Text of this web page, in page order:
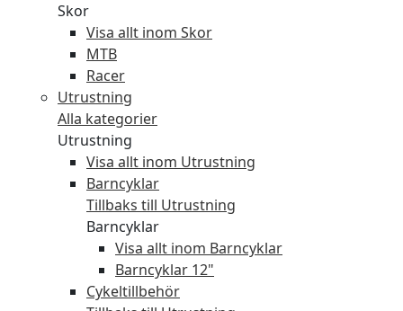
Skor
Visa allt inom Skor
MTB
Racer
Utrustning
Alla kategorier
Utrustning
Visa allt inom Utrustning
Barncyklar
Tillbaks till Utrustning
Barncyklar
Visa allt inom Barncyklar
Barncyklar 12"
Cykeltillbehör